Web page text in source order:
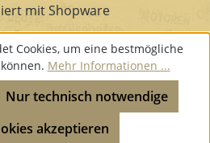
mit Shopware
Cookies, um eine bestmögliche
Mehr Informationen ...
Nur technisch notwendige
akzeptieren